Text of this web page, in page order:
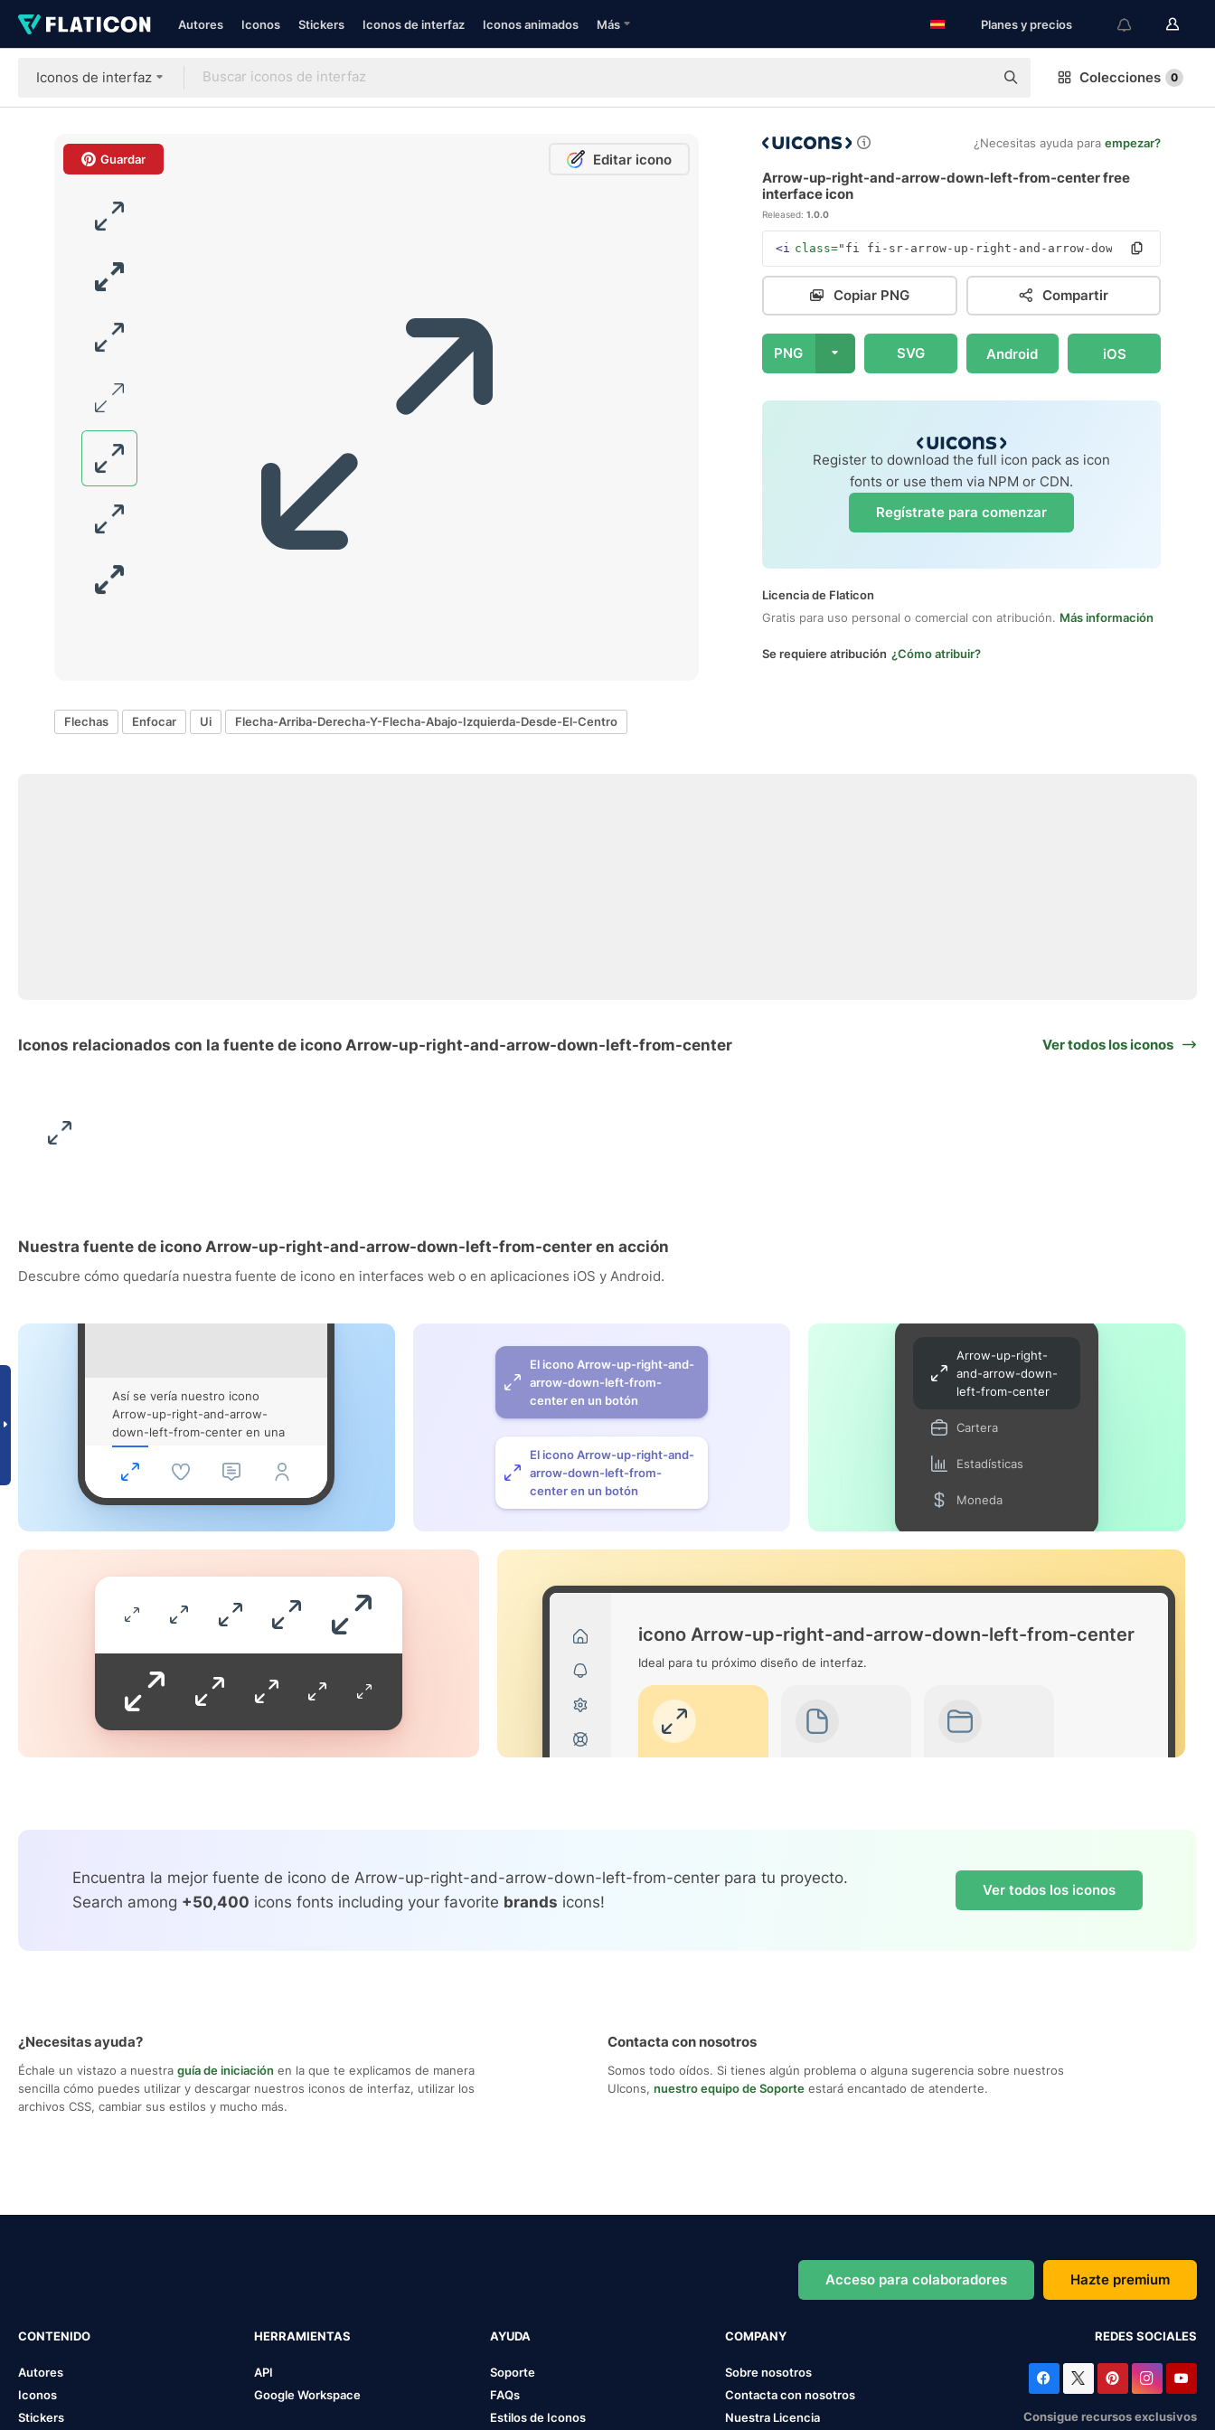
Autores Iconos Stickers Iconos de interfaz Iconos animados Más Planes y precios
Iconos de interfaz Colecciones 0
Guardar Editar icono
¿Necesitas ayuda para empezar?
Arrow-up-right-and-arrow-down-left-from-center free
interface icon
Released: 1.0.0
<i class="fi fi-sr-arrow-up-right-and-arrow-down-left-from-
Copiar PNG Compartir
PNG SVG Android iOS
Register to download the full icon pack as icon
fonts or use them via NPM or CDN.
Regístrate para comenzar
Licencia de Flaticon
Gratis para uso personal o comercial con atribución. Más información
Se requiere atribución ¿Cómo atribuir?
Flechas Enfocar Ui Flecha-Arriba-Derecha-Y-Flecha-Abajo-Izquierda-Desde-El-Centro
Iconos relacionados con la fuente de icono Arrow-up-right-and-arrow-down-left-from-center Ver todos los iconos
Nuestra fuente de icono Arrow-up-right-and-arrow-down-left-from-center en acción
Descubre cómo quedaría nuestra fuente de icono en interfaces web o en aplicaciones iOS y Android.
Así se vería nuestro icono
Arrow-up-right-and-arrow-
down-left-from-center en una
app para movil
El icono Arrow-up-right-and-
arrow-down-left-from-
center en un botón
El icono Arrow-up-right-and-
arrow-down-left-from-
center en un botón
Arrow-up-right-
and-arrow-down-
left-from-center
Cartera
Estadísticas
Moneda
icono Arrow-up-right-and-arrow-down-left-from-center
Ideal para tu próximo diseño de interfaz.
Encuentra la mejor fuente de icono de Arrow-up-right-and-arrow-down-left-from-center para tu proyecto.
Search among +50,400 icons fonts including your favorite brands icons!
Ver todos los iconos
¿Necesitas ayuda?
Échale un vistazo a nuestra guía de iniciación en la que te explicamos de manera
sencilla cómo puedes utilizar y descargar nuestros iconos de interfaz, utilizar los
archivos CSS, cambiar sus estilos y mucho más.
Contacta con nosotros
Somos todo oídos. Si tienes algún problema o alguna sugerencia sobre nuestros
UIcons, nuestro equipo de Soporte estará encantado de atenderte.
Acceso para colaboradores Hazte premium
CONTENIDO
Autores
Iconos
Stickers
HERRAMIENTAS
API
Google Workspace
AYUDA
Soporte
FAQs
Estilos de Iconos
COMPANY
Sobre nosotros
Contacta con nosotros
Nuestra Licencia
REDES SOCIALES
Consigue recursos exclusivos